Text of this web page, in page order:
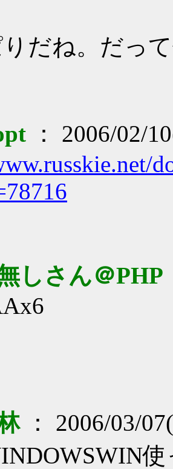
だね。だっ
： 2006/02/
しさん＠PHP
： 2006/03/